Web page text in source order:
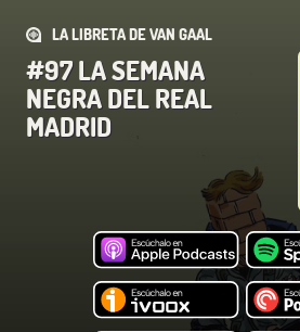
LA LIBRETA DE VAN GAAL
#97 LA SEMANA
NEGRA DEL REAL
MADRID